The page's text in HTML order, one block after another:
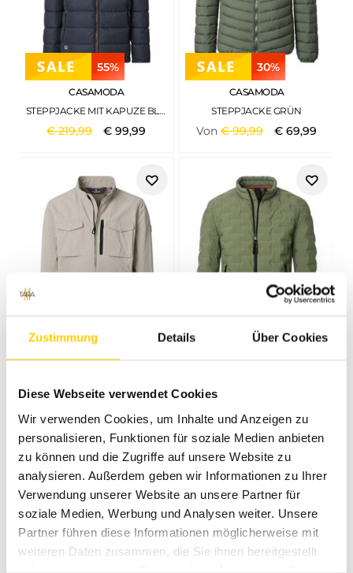
Zustimmung Details Über Cookies
Diese Webseite verwendet Cookies
Wir verwenden Cookies, um Inhalte und Anzeigen zu
personalisieren, Funktionen für soziale Medien anbieten
zu können und die Zugriffe auf unsere Website zu
analysieren. Außerdem geben wir Informationen zu Ihrer
Verwendung unserer Website an unsere Partner für
soziale Medien, Werbung und Analysen weiter. Unsere
Partner führen diese Informationen möglicherweise mit
weiteren Daten zusammen, die Sie ihnen bereitgestellt
55%
CASAMODA
STEPPJACKE MIT KAPUZE BLAU
€219,99 €99,99
30%
CASAMODA
STEPPJACKE GRÜN
Von€99,99 €69,99
30%
SOMMERJACKE BEIGE
50%